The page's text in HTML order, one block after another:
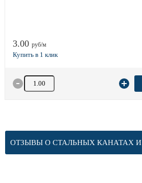
3.00 руб/м
Количество товара
ОТЗЫВЫ О СТАЛЬНЫХ КАНАТАХ И